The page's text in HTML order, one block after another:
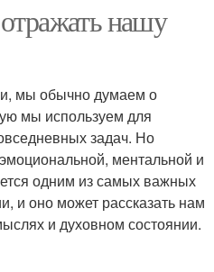
нашу
мы обычно думаем о
мы используем для
задач. Но
ментальной и
одним из самых важных
и оно может рассказать нам
и духовном состоянии.